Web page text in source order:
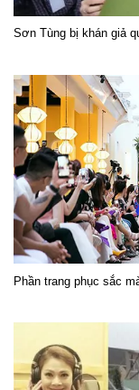
Sơn Tùng bị khán giả
Phần trang phục sắc